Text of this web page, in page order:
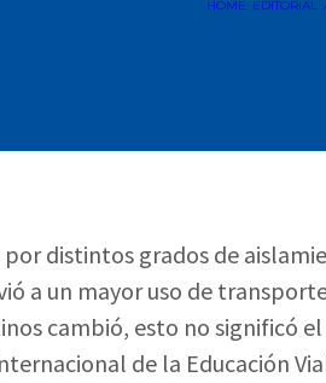
HOME EDITORIAL
distintos grados de
a un mayor uso de
cambió, esto no significó
de la Educación